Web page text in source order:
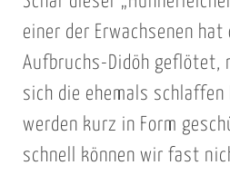
einer der Erwachsenen
Aufbruchs-Didöh geflötet,
sich die ehemals schlaffen
werden kurz in Form
schnell können wir fast